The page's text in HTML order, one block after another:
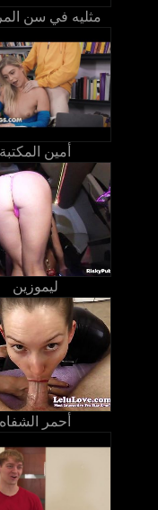
مثليه في سن
أمين المكتبة
ليموزين
أحمر الشفاه